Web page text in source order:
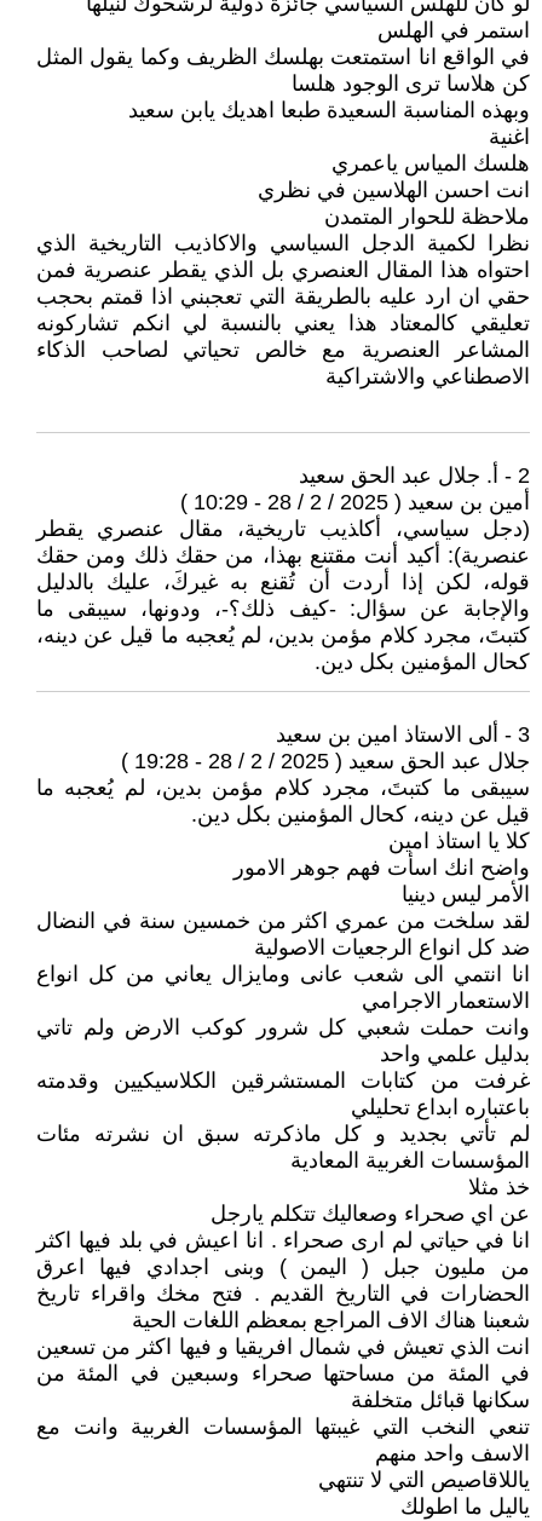
استمر في الهلس
في الواقع انا استمتعت بهلسك الظريف وكما يقول المثل
كن هلاسا ترى الوجود هلسا
وبهذه المناسبة السعيدة طبعا اهديك يابن سعيد
اغنية
هلسك المياس ياعمري
انت احسن الهلاسين في نظري
ملاحظة للحوار المتمدن
نظرا لكمية الدجل السياسي والاكاذيب التاريخية الذي
احتواه هذا المقال العنصري بل الذي يقطر عنصرية فمن
حقي ان ارد عليه بالطريقة التي تعجبني اذا قمتم بحجب
تعليقي كالمعتاد هذا يعني بالنسبة لي انكم تشاركونه
المشاعر العنصرية مع خالص تحياتي لصاحب الذكاء
الاصطناعي والاشتراكية
2 - أ. جلال عبد الحق سعيد
أمين بن سعيد ( 2025 / 2 / 28 - 10:29 )
(دجل سياسي، أكا‍‍ذيب تاريخية، مقال عنصري يقطر
عنصرية): أكيد أنت مقتنع بهذا، من حقك ذلك ومن حقك
قوله، لكن إذا أردت أن تُقنع به غيركَ، عليك بالدليل
والإجابة عن سؤال: -كيف ذلك؟-، ودونها، سيبقى ما
كتبتَ، مجرد كلام مؤمن بدين، لم يُعجبه ما قيل عن دينه،
كحال المؤمنين بكل دين.
3 - ألى الاستاذ امين بن سعيد
جلال عبد الحق سعيد ( 2025 / 2 / 28 - 19:28 )
سيبقى ما كتبتَ، مجرد كلام مؤمن بدين، لم يُعجبه ما
قيل عن دينه، كحال المؤمنين بكل دين.
كلا يا استاذ امين
واضح انك اسأت فهم جوهر الامور
الأمر ليس دينيا
لقد سلخت من عمري اكثر من خمسين سنة في النضال
ضد كل انواع الرجعيات الاصولية
انا انتمي الى شعب عانى ومايزال يعاني من كل انواع
الاستعمار الاجرامي
وانت حملت شعبي كل شرور كوكب الارض ولم تاتي
بدليل علمي واحد
غرفت من كتابات المستشرقين الكلاسيكيين وقدمته
باعتباره ابداع تحليلي
لم تأتي بجديد و كل ماذكرته سبق ان نشرته مئات
المؤسسات الغربية المعادية
خذ مثلا
عن اي صحراء وصعاليك تتكلم يارجل
انا في حياتي لم ارى صحراء . انا اعيش في بلد فيها اكثر
من مليون جبل ( اليمن ) وبنى اجدادي فيها اعرق
الحضارات في التاريخ القديم . فتح مخك واقراء تاريخ
شعبنا هناك الاف المراجع بمعظم اللغات الحية
انت الذي تعيش في شمال افريقيا و فيها اكثر من تسعين
في المئة من مساحتها صحراء وسبعين في المئة من
سكانها قبائل متخلفة
تنعي النخب التي غيبتها المؤسسات الغربية وانت مع
الاسف واحد منهم
ياللاقاصيص التي لا تنتهي
ياليل ما اطولك